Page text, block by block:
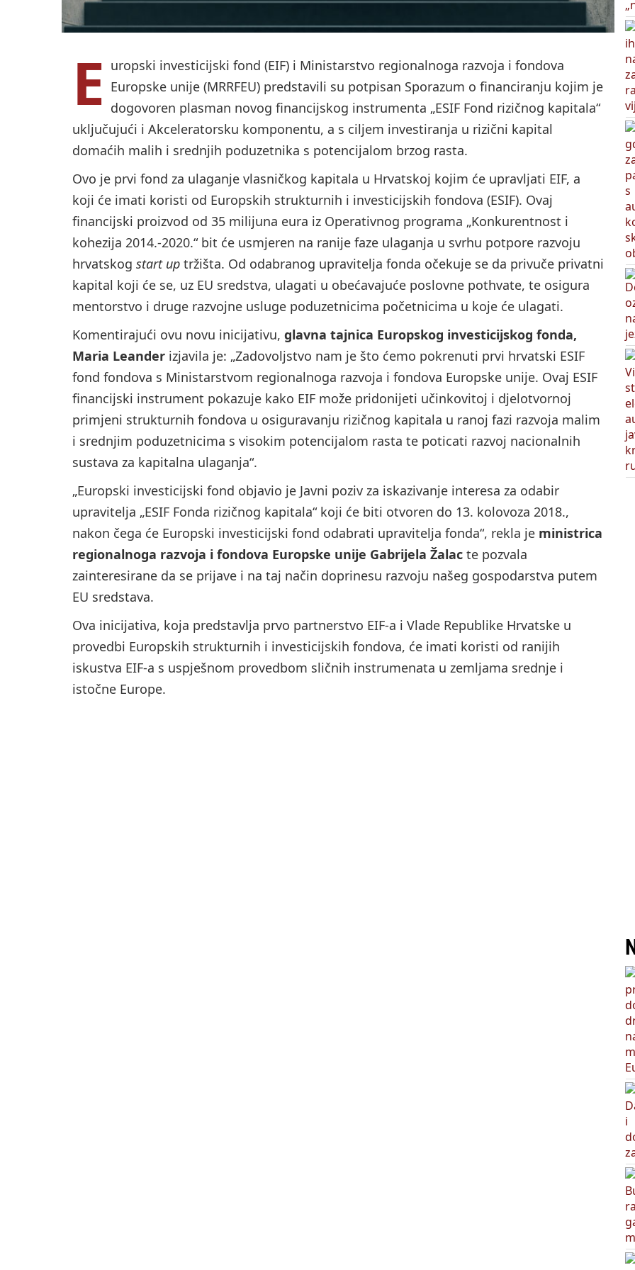
E uropski investicijski fond (EIF) i Ministarstvo regionalnoga razvoja i fondova
Europske unije (MRRFEU) predstavili su potpisan Sporazum o financiranju kojim je
dogovoren plasman novog financijskog instrumenta „ESIF Fond rizičnog kapitala“
uključujući i Akceleratorsku komponentu, a s ciljem investiranja u rizični kapital
domaćih malih i srednjih poduzetnika s potencijalom brzog rasta.
Ovo je prvi fond za ulaganje vlasničkog kapitala u Hrvatskoj kojim će upravljati EIF, a
koji će imati koristi od Europskih strukturnih i investicijskih fondova (ESIF). Ovaj
financijski proizvod od 35 milijuna eura iz Operativnog programa „Konkurentnost i
kohezija 2014.-2020.“ bit će usmjeren na ranije faze ulaganja u svrhu potpore razvoju
hrvatskog start up tržišta. Od odabranog upravitelja fonda očekuje se da privuče privatni
kapital koji će se, uz EU sredstva, ulagati u obećavajuće poslovne pothvate, te osigura
mentorstvo i druge razvojne usluge poduzetnicima početnicima u koje će ulagati.
Komentirajući ovu novu inicijativu, glavna tajnica Europskog investicijskog fonda,
Maria Leander izjavila je: „Zadovoljstvo nam je što ćemo pokrenuti prvi hrvatski ESIF
fond fondova s Ministarstvom regionalnoga razvoja i fondova Europske unije. Ovaj ESIF
financijski instrument pokazuje kako EIF može pridonijeti učinkovitoj i djelotvornoj
primjeni strukturnih fondova u osiguravanju rizičnog kapitala u ranoj fazi razvoja malim
i srednjim poduzetnicima s visokim potencijalom rasta te poticati razvoj nacionalnih
sustava za kapitalna ulaganja“.
„Europski investicijski fond objavio je Javni poziv za iskazivanje interesa za odabir
upravitelja „ESIF Fonda rizičnog kapitala“ koji će biti otvoren do 13. kolovoza 2018.,
nakon čega će Europski investicijski fond odabrati upravitelja fonda“, rekla je ministrica
regionalnoga razvoja i fondova Europske unije Gabrijela Žalac te pozvala
zainteresirane da se prijave i na taj način doprinesu razvoju našeg gospodarstva putem
EU sredstava.
Ova inicijativa, koja predstavlja prvo partnerstvo EIF-a i Vlade Republike Hrvatske u
provedbi Europskih strukturnih i investicijskih fondova, će imati koristi od ranijih
iskustva EIF-a s uspješnom provedbom sličnih instrumenata u zemljama srednje i
istočne Europe.